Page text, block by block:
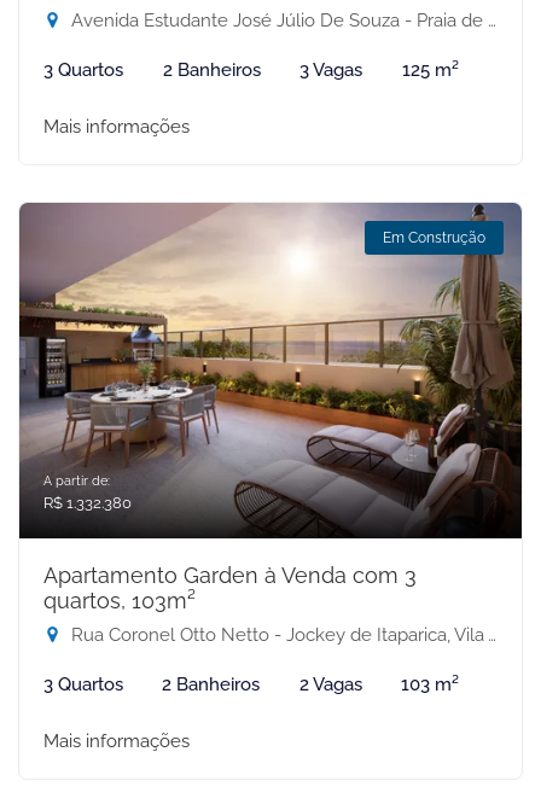
Avenida Estudante José Júlio De Souza - Praia de Itaparica, Vila Velha-ES
3 Quartos 2 Banheiros 3 Vagas 125 m²
Mais informações
Em Construção
A partir de:
R$ 1.332.380
Apartamento Garden à Venda com 3
quartos, 103m²
Rua Coronel Otto Netto - Jockey de Itaparica, Vila Velha-ES
3 Quartos 2 Banheiros 2 Vagas 103 m²
Mais informações